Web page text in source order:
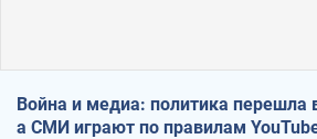
Война и медиа: политика перешла
а СМИ играют по правилам